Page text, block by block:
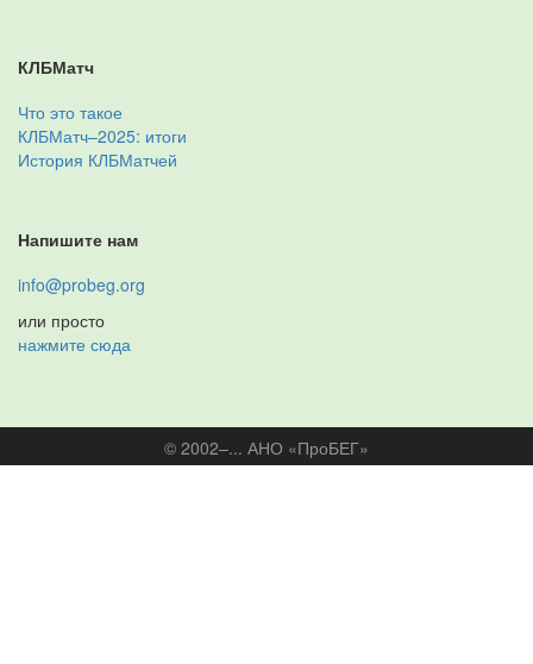
КЛБМатч
Что это такое
КЛБМатч–2025: итоги
История КЛБМатчей
Напишите нам
info@probeg.org
или просто
нажмите сюда
© 2002–... АНО «ПроБЕГ»